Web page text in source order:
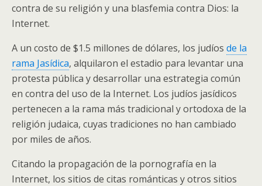
contra de su religión y una blasfemia contra Dios: la
Internet.
A un costo de $1.5 millones de dólares, los judíos de la
rama Jasídica, alquilaron el estadio para levantar una
protesta pública y desarrollar una estrategia común
en contra del uso de la Internet. Los judíos jasídicos
pertenecen a la rama más tradicional y ortodoxa de la
religión judaica, cuyas tradiciones no han cambiado
por miles de años.
Citando la propagación de la pornografía en la
Internet, los sitios de citas románticas y otros sitios